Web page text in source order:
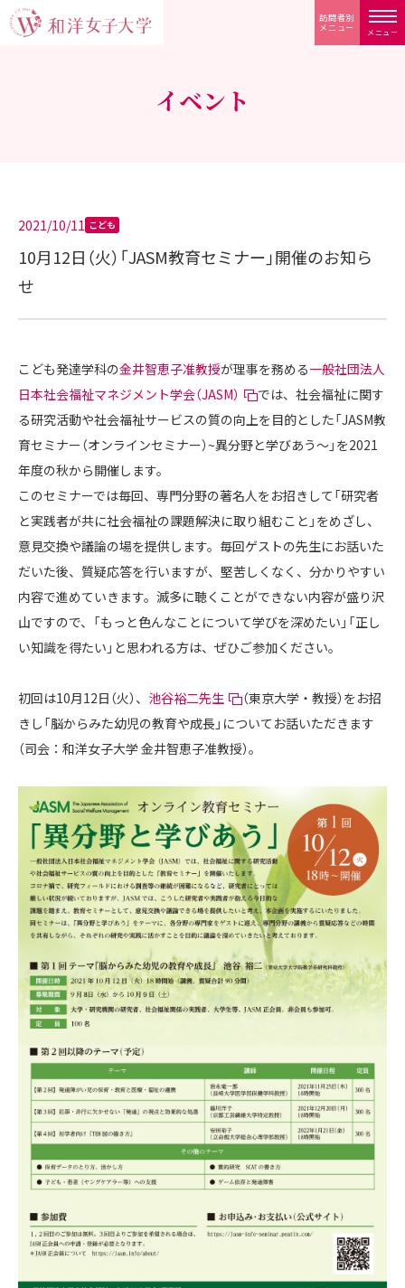
メニュー
訪問者別
メニュー
イベント
2021/10/11 こども
10月12日（火）「JASM教育セミナー」開催のお知ら
せ
こども発達学科の金井智恵子准教授が理事を務める一般社団法人
日本社会福祉マネジメント学会（JASM）
では、社会福祉に関す
る研究活動や社会福祉サービスの質の向上を目的とした「JASM教
育セミナー（オンラインセミナー）~異分野と学びあう〜」を2021
年度の秋から開催します。
このセミナーでは毎回、専門分野の著名人をお招きして「研究者
と実践者が共に社会福祉の課題解決に取り組むこと」をめざし、
意見交換や議論の場を提供します。毎回ゲストの先生にお話いた
だいた後、質疑応答を行いますが、堅苦しくなく、分かりやすい
内容で進めていきます。滅多に聴くことができない内容が盛り沢
山ですので、「もっと色んなことについて学びを深めたい」「正し
い知識を得たい」と思われる方は、ぜひご参加ください。
初回は10月12日（火）、 池谷裕二先生
（東京大学・教授）をお招
きし「脳からみた幼児の教育や成長」についてお話いただきます
（司会：和洋女子大学 金井智恵子准教授）。